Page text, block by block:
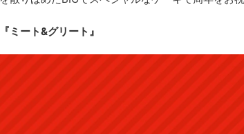
『ミート&グリート』